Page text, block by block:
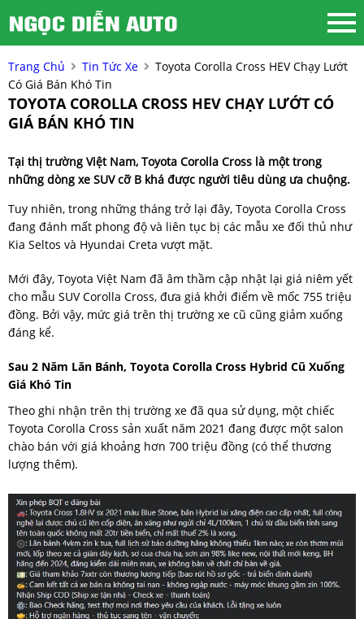
Trang Chủ Tin Tức Xe
Toyota Corolla Cross HEV Chạy Lướt
Có Giá Bán Khó Tin
TOYOTA COROLLA CROSS HEV CHẠY LƯỚT CÓ
GIÁ BÁN KHÓ TIN
Tại thị trường Việt Nam, Toyota Corolla Cross là một trong
những dòng xe SUV cỡ B khá được người tiêu dùng ưa chuộng.
Tuy nhiên, trong những tháng trở lại đây, Toyota Corolla Cross
đang đánh mất phong độ và liên tục bị các mẫu xe đối thủ như
Kia Seltos và Hyundai Creta vượt mặt.
Mới đây, Toyota Việt Nam đã âm thầm cập nhật lại giá niêm yết
cho mẫu SUV Corolla Cross, đưa giá khởi điểm về mốc 755 triệu
đồng. Bởi vậy, mức giá trên thị trường xe cũ cũng giảm xuống
đáng kể.
Sau 2 Năm Lăn Bánh, Toyota Corolla Cross Hybrid Cũ Xuống
Giá Khó Tin
Theo ghi nhận trên thị trường xe đã qua sử dụng, một chiếc
Toyota Corolla Cross sản xuất năm 2021 đang được một salon
chào bán với giá khoảng hơn 700 triệu đồng (có thể thương
lượng thêm).